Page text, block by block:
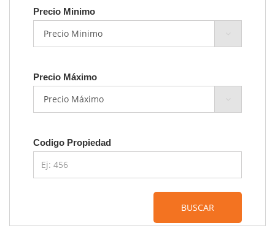
Precio Minimo
Precio Máximo
Codigo Propiedad
BUSCAR